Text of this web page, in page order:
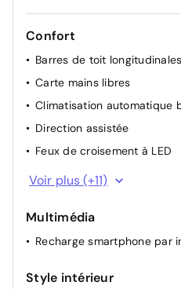
Confort
Barres de toit longitudinales
Carte mains libres
Climatisation automatique
Direction assistée
Feux de croisement à LED
Hayon électrique
Lève-vitres AV électriques
Plancher de coffre plat
Voir plus (+11)
Multimédia
Recharge smartphone par
Style intérieur